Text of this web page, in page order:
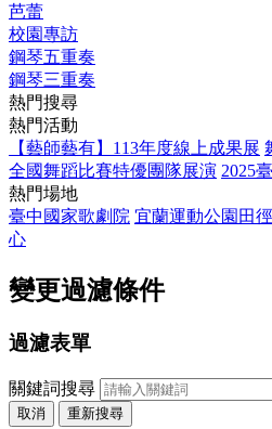
芭蕾
校園專訪
鋼琴五重奏
鋼琴三重奏
熱門搜尋
熱門活動
【藝師藝有】113年度線上成果展
全國舞蹈比賽特優團隊展演 2025
熱門場地
臺中國家歌劇院 宜蘭運動公園田
心
變更過濾條件
過濾表單
關鍵詞搜尋
取消 重新搜尋